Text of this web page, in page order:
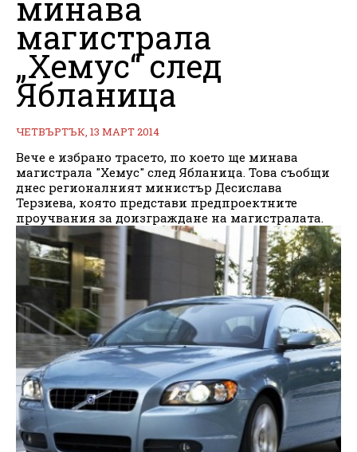
минава
магистрала
„Хемус“ след
Ябланица
ЧЕТВЪРТЪК, 13 МАРТ 2014
Вече е избрано трасето, по което ще минава
магистрала "Хемус" след Ябланица. Това съобщи
днес регионалният министър Десислава
Терзиева, която представи предпроектните
проучвания за доизграждане на магистралата.